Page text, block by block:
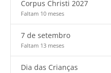
Corpus Christi 2027
Faltam 10 meses
7 de setembro
Faltam 13 meses
Dia das Crianças